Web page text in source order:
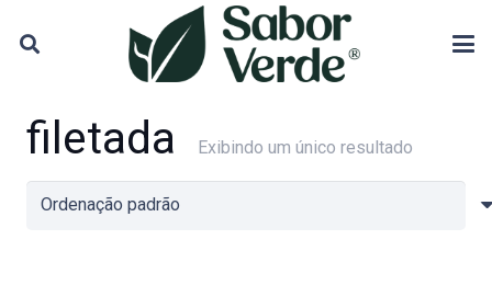
filetada Exibindo um único resultado